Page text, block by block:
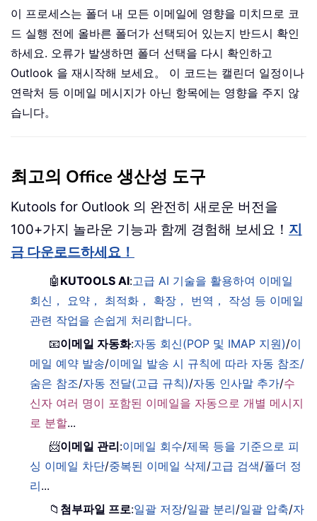
이 프로세스는 폴더 내 모든 이메일에 영향을 미치므로 코
드 실행 전에 올바른 폴더가 선택되어 있는지 반드시 확인
하세요. 오류가 발생하면 폴더 선택을 다시 확인하고
Outlook 을 재시작해 보세요。 이 코드는 캘린더 일정이나
연락처 등 이메일 메시지가 아닌 항목에는 영향을 주지 않
습니다。
최고의 Office 생산성 도구
Kutools for Outlook 의 완전히 새로운 버전을
100+가지 놀라운 기능과 함께 경험해 보세요！ 지
금 다운로드하세요！
🤖 KUTOOLS AI:고급 AI 기술을 활용하여 이메일
회신， 요약， 최적화， 확장， 번역， 작성 등 이메일
관련 작업을 손쉽게 처리합니다。
📧이메일 자동화:자동 회신(POP 및 IMAP 지원)/이
메일 예약 발송/이메일 발송 시 규칙에 따라 자동 참조/
숨은 참조/자동 전달(고급 규칙)/자동 인사말 추가/수
신자 여러 명이 포함된 이메일을 자동으로 개별 메시지
로 분할...
📨이메일 관리:이메일 회수/제목 등을 기준으로 피
싱 이메일 차단/중복된 이메일 삭제/고급 검색/폴더 정
리...
📁 첨부파일 프로:일괄 저장/일괄 분리/일괄 압축/자